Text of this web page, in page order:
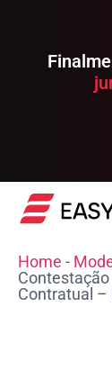
Home -
Contratual –